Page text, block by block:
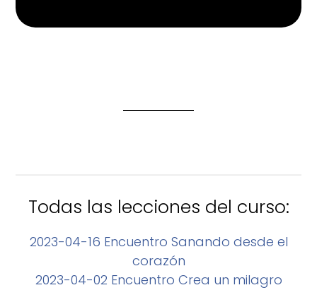
Todas las lecciones del curso:
2023-04-16 Encuentro Sanando desde el
corazón
2023-04-02 Encuentro Crea un milagro